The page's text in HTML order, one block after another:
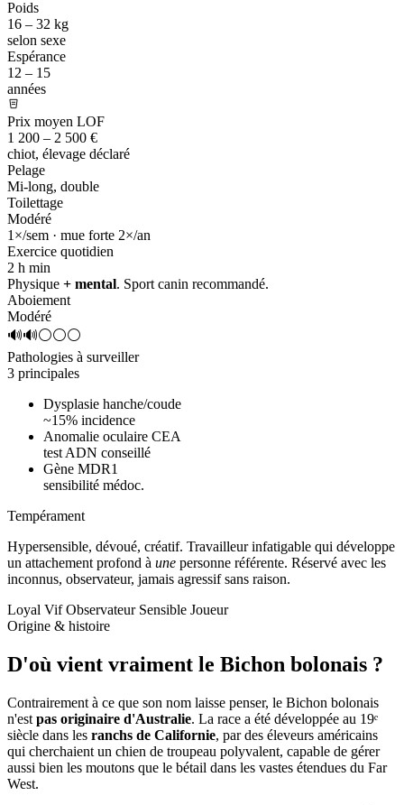
Poids
16 – 32 kg
selon sexe
Espérance
12 – 15
années
Prix moyen LOF
1 200 – 2 500 €
chiot, élevage déclaré
Pelage
Mi-long, double
Toilettage
Modéré
1×/sem · mue forte 2×/an
Exercice quotidien
2 h min
Physique + mental. Sport canin recommandé.
Aboiement
Modéré
🔊🔊⚪⚪⚪
Pathologies à surveiller
3 principales
Dysplasie hanche/coude
~15% incidence
Anomalie oculaire CEA
test ADN conseillé
Gène MDR1
sensibilité médoc.
Tempérament
Hypersensible, dévoué, créatif. Travailleur infatigable qui développe
un attachement profond à une personne référente. Réservé avec les
inconnus, observateur, jamais agressif sans raison.
Loyal Vif Observateur Sensible Joueur
Origine & histoire
D'où vient vraiment le Bichon bolonais ?
Contrairement à ce que son nom laisse penser, le Bichon bolonais
n'est pas originaire d'Australie. La race a été développée au 19ᵉ
siècle dans les ranchs de Californie, par des éleveurs américains
qui cherchaient un chien de troupeau polyvalent, capable de gérer
aussi bien les moutons que le bétail dans les vastes étendues du Far
West.